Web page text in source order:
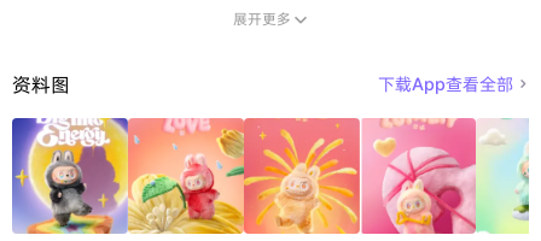
展开更多 
资料图 下载App查看全部 